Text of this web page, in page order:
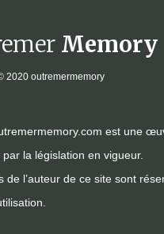
Memory
2020 outremermemory
est une
par la législation en vigueur.
de l’auteur de ce site sont